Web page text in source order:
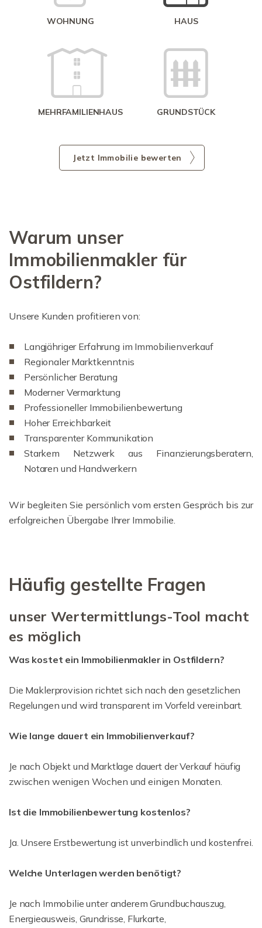
WOHNUNG HAUS
MEHRFAMILIENHAUS GRUNDSTÜCK
Jetzt Immobilie bewerten
Warum unser
Immobilienmakler für
Ostfildern?
Unsere Kunden profitieren von:
Langjähriger Erfahrung im Immobilienverkauf
Regionaler Marktkenntnis
Persönlicher Beratung
Moderner Vermarktung
Professioneller Immobilienbewertung
Hoher Erreichbarkeit
Transparenter Kommunikation
Starkem Netzwerk aus Finanzierungsberatern,
Notaren und Handwerkern
Wir begleiten Sie persönlich vom ersten Gespräch bis zur
erfolgreichen Übergabe Ihrer Immobilie.
Häufig gestellte Fragen
unser Wertermittlungs-Tool macht
es möglich
Was kostet ein Immobilienmakler in Ostfildern?
Die Maklerprovision richtet sich nach den gesetzlichen
Regelungen und wird transparent im Vorfeld vereinbart.
Wie lange dauert ein Immobilienverkauf?
Je nach Objekt und Marktlage dauert der Verkauf häufig
zwischen wenigen Wochen und einigen Monaten.
Ist die Immobilienbewertung kostenlos?
Ja. Unsere Erstbewertung ist unverbindlich und kostenfrei.
Welche Unterlagen werden benötigt?
Je nach Immobilie unter anderem Grundbuchauszug,
Energieausweis, Grundrisse, Flurkarte,